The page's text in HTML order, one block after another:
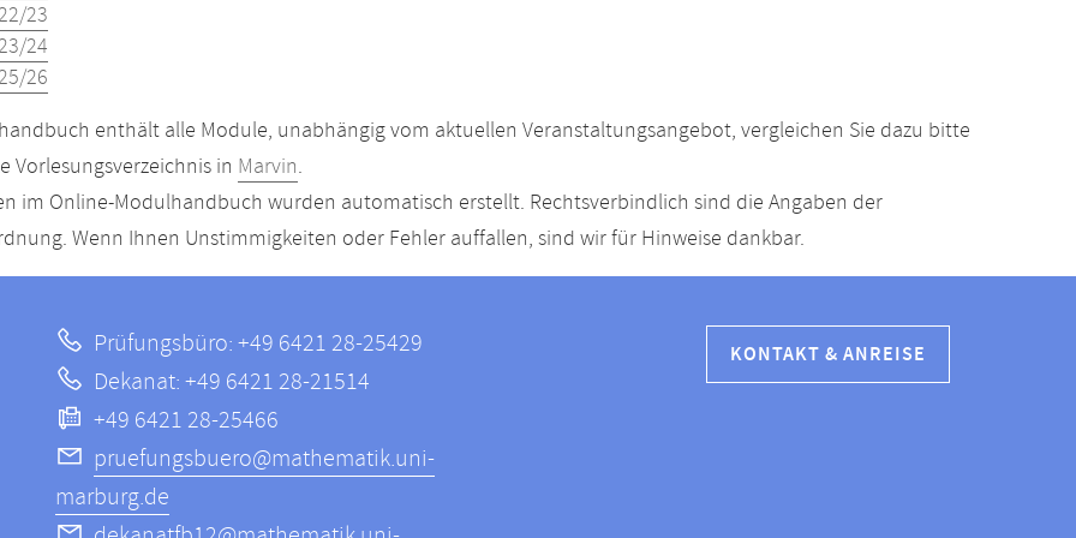
23
24
26
enthält alle Module, unabhängig vom aktuellen Veranstaltungsangebot, vergleichen Sie dazu bitte
Vorlesungsverzeichnis in Marvin.
im Online-Modulhandbuch wurden automatisch erstellt. Rechtsverbindlich sind die Angaben der
Wenn Ihnen Unstimmigkeiten oder Fehler auffallen, sind wir für Hinweise dankbar.
Prüfungsbüro: +49 6421 28-25429
Dekanat: +49 6421 28-21514
+49 6421 28-25466
pruefungsbuero@mathematik.uni-
marburg.de
KONTAKT & ANREISE